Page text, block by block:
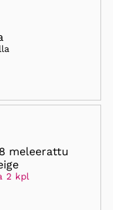
meleerattu
2 kpl